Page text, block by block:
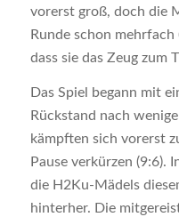
vorerst groß, doch die
Runde schon mehrfach
dass sie das Zeug zum
Das Spiel begann mit
Rückstand nach
kämpften sich vorerst
Pause verkürzen (9:6).
die H2Ku-Mädels
hinterher. Die